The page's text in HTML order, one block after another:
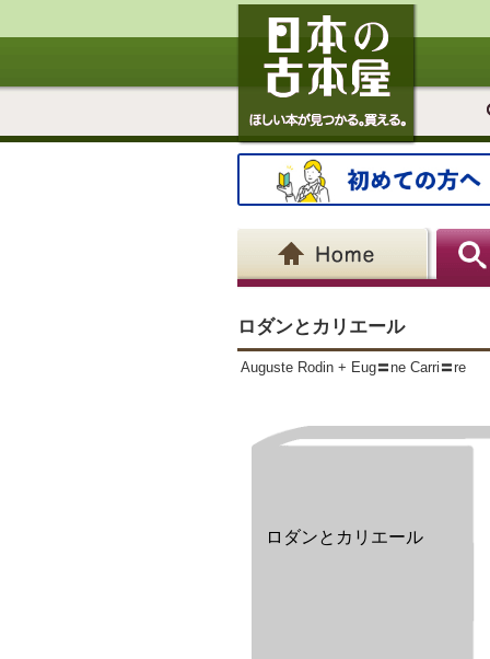
ロダンとカリエール
Auguste Rodin + Eug〓ne Carri〓re
ロダンとカリエール